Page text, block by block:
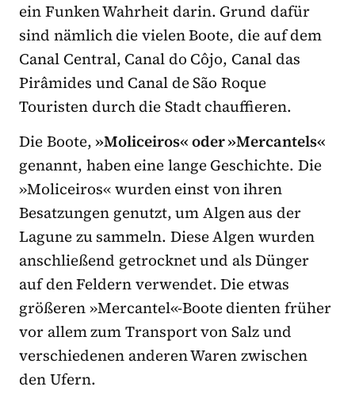
ein Funken Wahrheit darin. Grund dafür
sind nämlich die vielen Boote, die auf dem
Canal Central, Canal do Côjo, Canal das
Pirâmides und Canal de São Roque
Touristen durch die Stadt chauffieren.
Die Boote, »Moliceiros« oder »Mercantels«
genannt, haben eine lange Geschichte. Die
»Moliceiros« wurden einst von ihren
Besatzungen genutzt, um Algen aus der
Lagune zu sammeln. Diese Algen wurden
anschließend getrocknet und als Dünger
auf den Feldern verwendet. Die etwas
größeren »Mercantel«-Boote dienten früher
vor allem zum Transport von Salz und
verschiedenen anderen Waren zwischen
den Ufern.